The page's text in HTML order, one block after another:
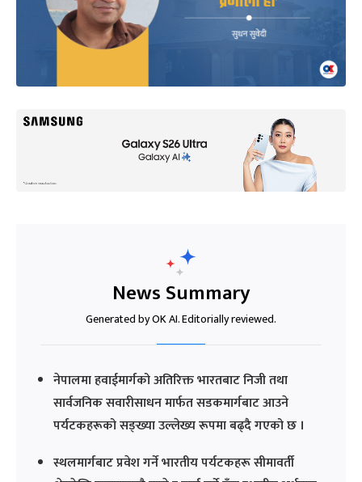
News Summary
Generated by OK AI. Editorially reviewed.
नेपालमा हवाईमार्गको अतिरिक्त भारतबाट निजी तथा
सार्वजनिक सवारीसाधन मार्फत सडकमार्गबाट आउने
पर्यटकहरूको सङ्ख्या उल्लेख्य रूपमा बढ्दै गएको छ ।
स्थलमार्गबाट प्रवेश गर्ने भारतीय पर्यटकहरू सीमावर्ती